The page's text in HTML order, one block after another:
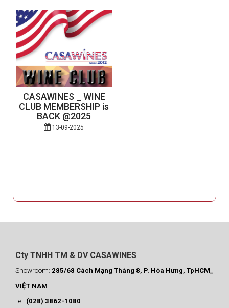
CASAWINES _ WINE
CLUB MEMBERSHIP is
BACK @2025
13-09-2025
Cty TNHH TM & DV CASAWINES
Showroom: 285/68 Cách Mạng Tháng 8, P. Hòa Hưng, TpHCM_
VIỆT NAM
Tel: (028) 3862-1080